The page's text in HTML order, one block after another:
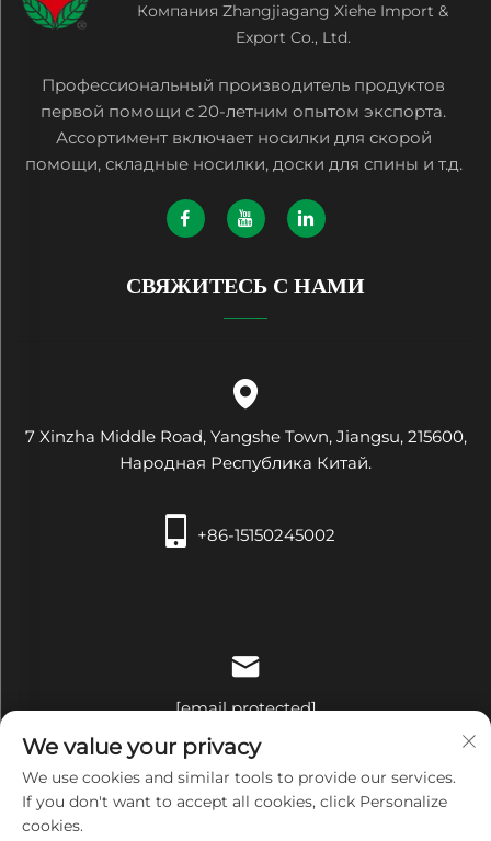
Компания Zhangjiagang Xiehe Import &
Export Co., Ltd.
Профессиональный производитель продуктов
первой помощи с 20-летним опытом экспорта.
Ассортимент включает носилки для скорой
помощи, складные носилки, доски для спины и т.д.
СВЯЖИТЕСЬ С НАМИ
7 Xinzha Middle Road, Yangshe Town, Jiangsu, 215600,
Народная Республика Китай.
+86-15150245002
[email protected]
We value your privacy
We use cookies and similar tools to provide our services.
If you don't want to accept all cookies, click Personalize
cookies.